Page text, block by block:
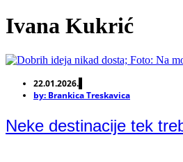
Ivana Kukrić
22.01.2026.
by: Brankica Treskavica
Neke destinacije tek